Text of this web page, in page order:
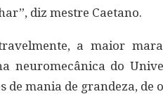
diz mestre Caetano.
a maior
neuromecânica do
de mania de grandeza, de